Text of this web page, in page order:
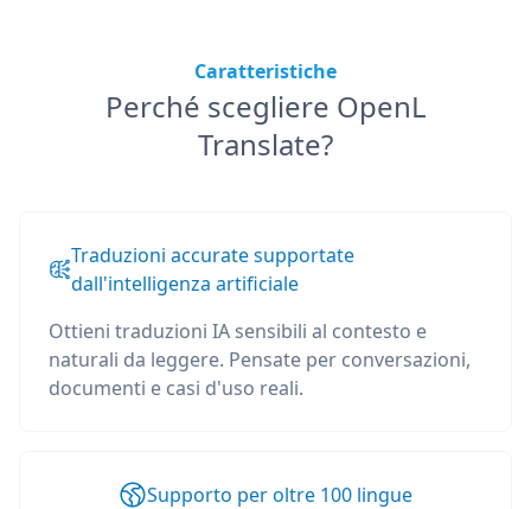
Caratteristiche
Perché scegliere OpenL
Translate?
Traduzioni accurate supportate
dall'intelligenza artificiale
Ottieni traduzioni IA sensibili al contesto e
naturali da leggere. Pensate per conversazioni,
documenti e casi d'uso reali.
Supporto per oltre 100 lingue